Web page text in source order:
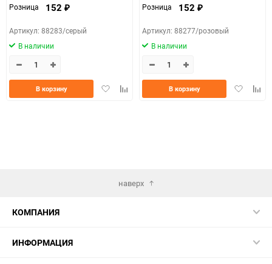
Розница 152 ₽
Артикул: 88283/серый
В наличии
ДобавитьДобавить
В корзину
Розница 152 ₽
Артикул: 88277/розовый
В наличии
Добавить
В корзину
наверх
КОМПАНИЯ
ИНФОРМАЦИЯ